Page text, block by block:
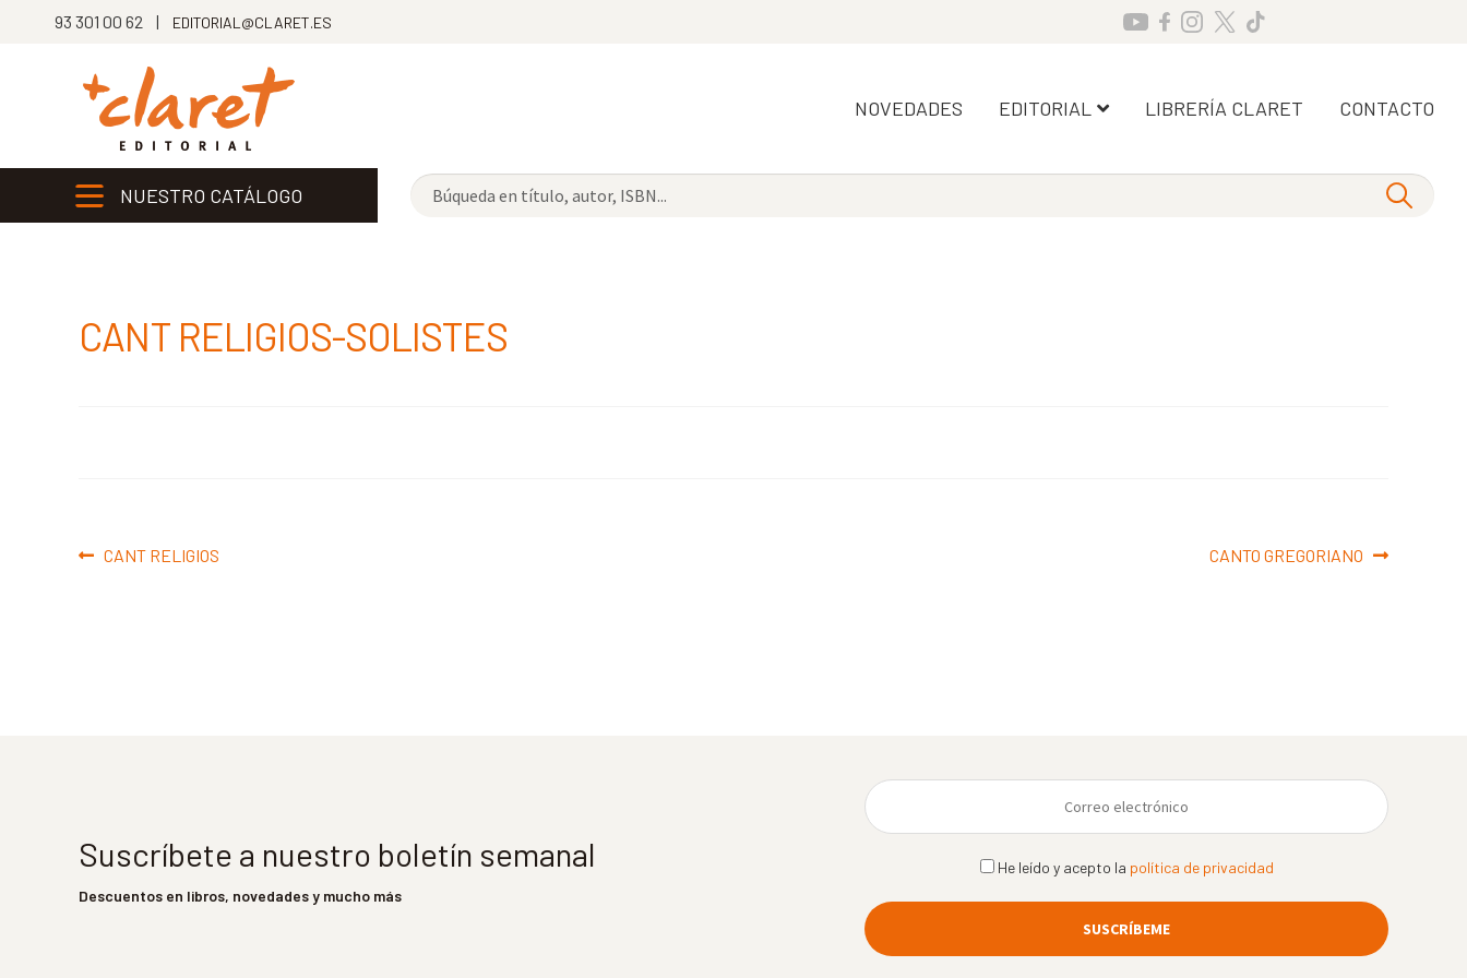
93 301 00 62 | EDITORIAL@CLARET.ES
NOVEDADES EDITORIAL LIBRERÍA CLARET CONTACTO
NUESTRO CATÁLOGO
CANT RELIGIOS-SOLISTES
Navegación
Anterior:
CANT RELIGIOS Siguiente:
CANTO GREGORIANO
Suscríbete a nuestro boletín semanal
Descuentos en libros, novedades y mucho más
He leído y acepto la política de privacidad